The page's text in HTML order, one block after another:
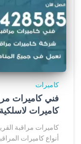
كاميرات
كاميرات
كاميرات مراقبة
أنواع كاميرات